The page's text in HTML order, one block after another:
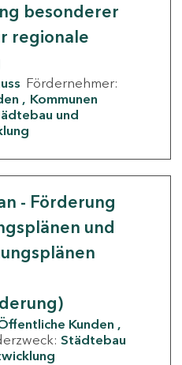
besonderer
regionale
Fördernehmer:
Kommunen
und
- Förderung
und
Kunden
Städtebau